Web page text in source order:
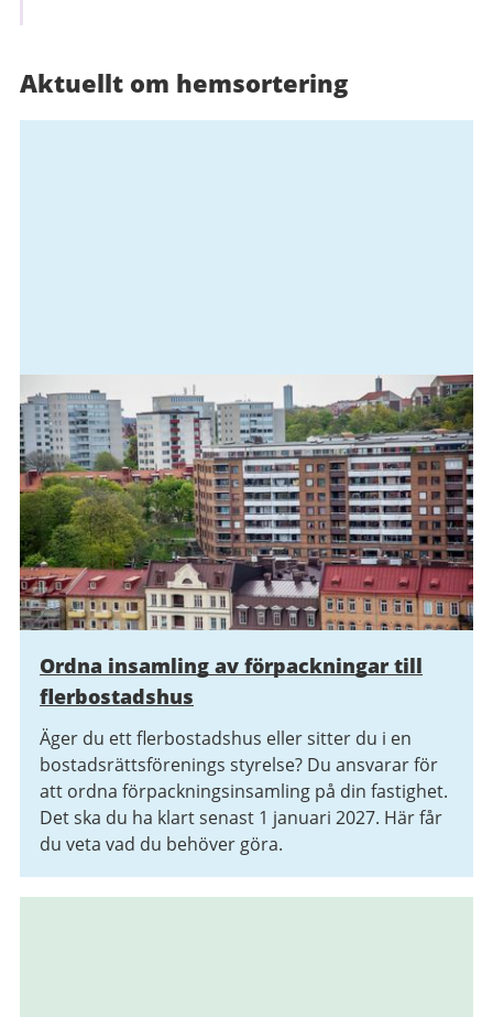
Aktuellt om hemsortering
Ordna insamling av förpackningar till
flerbostadshus
Äger du ett flerbostadshus eller sitter du i en
bostadsrättsförenings styrelse? Du ansvarar för
att ordna förpackningsinsamling på din fastighet.
Det ska du ha klart senast 1 januari 2027. Här får
du veta vad du behöver göra.